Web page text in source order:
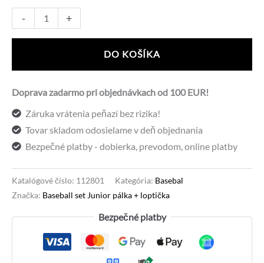
-
množstvo
Brett
+
DO KOŠÍKA
Doprava zadarmo pri objednávkach od 100 EUR!
Záruka vrátenia peňazí bez rizika!
Tovar skladom odosielame v deň objednania
Bezpečné platby - dobierka, prevodom, online platby
Katalógové číslo: 112801 Kategória: Basebal
Značka: Baseball set Junior pálka + loptička
Bezpečné platby